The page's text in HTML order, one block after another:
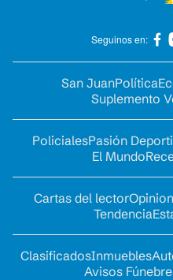
Seguinos en:
San JuanPolítica
Suplemento
PolicialesPasión
El Mundo
Cartas del lectorOpinion
Tendencia
ClasificadosInmuebles
Avisos